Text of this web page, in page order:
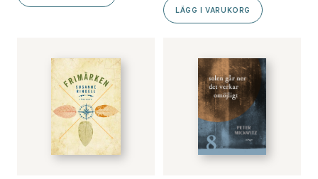
LÄGG I VARUKORG